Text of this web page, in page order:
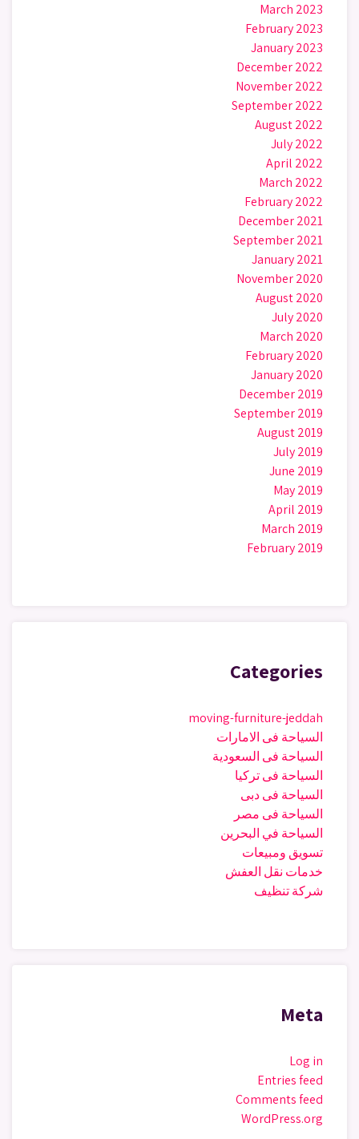
March 2023
February 2023
January 2023
December 2022
November 2022
September 2022
August 2022
July 2022
April 2022
March 2022
February 2022
December 2021
September 2021
January 2021
November 2020
August 2020
July 2020
March 2020
February 2020
January 2020
December 2019
September 2019
August 2019
July 2019
June 2019
May 2019
April 2019
March 2019
February 2019
Categories
moving-furniture-jeddah
السياحة فى الامارات
السياحة فى السعودية
السياحة فى تركيا
السياحة فى دبى
السياحة فى مصر
السياحة في البحرين
تسويق ومبيعات
خدمات نقل العفش
شركة تنظيف
Meta
Log in
Entries feed
Comments feed
WordPress.org